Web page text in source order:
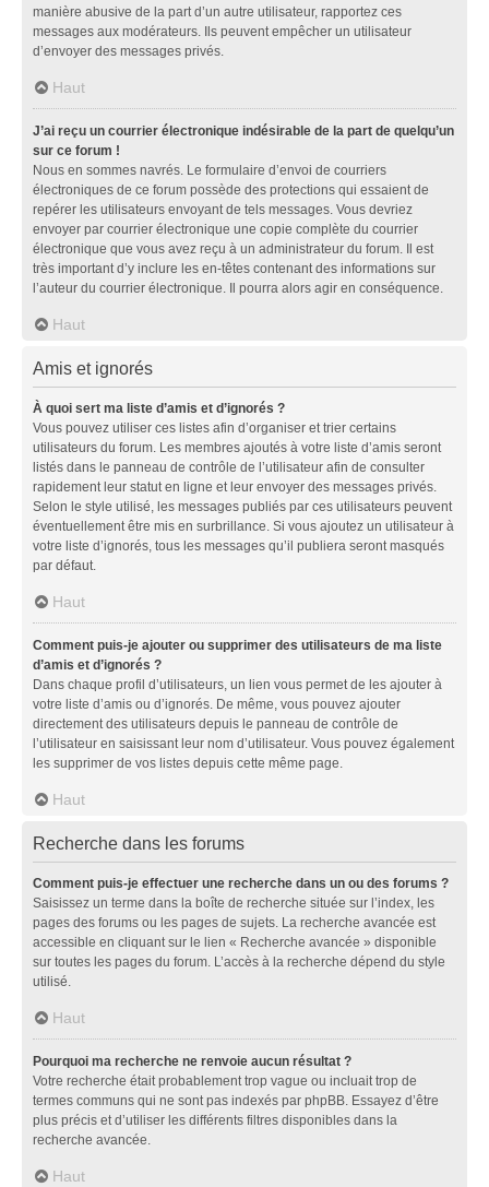
manière abusive de la part d’un autre utilisateur, rapportez ces
messages aux modérateurs. Ils peuvent empêcher un utilisateur
d’envoyer des messages privés.
Haut
J’ai reçu un courrier électronique indésirable de la part de quelqu’un
sur ce forum !
Nous en sommes navrés. Le formulaire d’envoi de courriers
électroniques de ce forum possède des protections qui essaient de
repérer les utilisateurs envoyant de tels messages. Vous devriez
envoyer par courrier électronique une copie complète du courrier
électronique que vous avez reçu à un administrateur du forum. Il est
très important d’y inclure les en-têtes contenant des informations sur
l’auteur du courrier électronique. Il pourra alors agir en conséquence.
Haut
Amis et ignorés
À quoi sert ma liste d’amis et d’ignorés ?
Vous pouvez utiliser ces listes afin d’organiser et trier certains
utilisateurs du forum. Les membres ajoutés à votre liste d’amis seront
listés dans le panneau de contrôle de l’utilisateur afin de consulter
rapidement leur statut en ligne et leur envoyer des messages privés.
Selon le style utilisé, les messages publiés par ces utilisateurs peuvent
éventuellement être mis en surbrillance. Si vous ajoutez un utilisateur à
votre liste d’ignorés, tous les messages qu’il publiera seront masqués
par défaut.
Haut
Comment puis-je ajouter ou supprimer des utilisateurs de ma liste
d’amis et d’ignorés ?
Dans chaque profil d’utilisateurs, un lien vous permet de les ajouter à
votre liste d’amis ou d’ignorés. De même, vous pouvez ajouter
directement des utilisateurs depuis le panneau de contrôle de
l’utilisateur en saisissant leur nom d’utilisateur. Vous pouvez également
les supprimer de vos listes depuis cette même page.
Haut
Recherche dans les forums
Comment puis-je effectuer une recherche dans un ou des forums ?
Saisissez un terme dans la boîte de recherche située sur l’index, les
pages des forums ou les pages de sujets. La recherche avancée est
accessible en cliquant sur le lien « Recherche avancée » disponible
sur toutes les pages du forum. L’accès à la recherche dépend du style
utilisé.
Haut
Pourquoi ma recherche ne renvoie aucun résultat ?
Votre recherche était probablement trop vague ou incluait trop de
termes communs qui ne sont pas indexés par phpBB. Essayez d’être
plus précis et d’utiliser les différents filtres disponibles dans la
recherche avancée.
Haut